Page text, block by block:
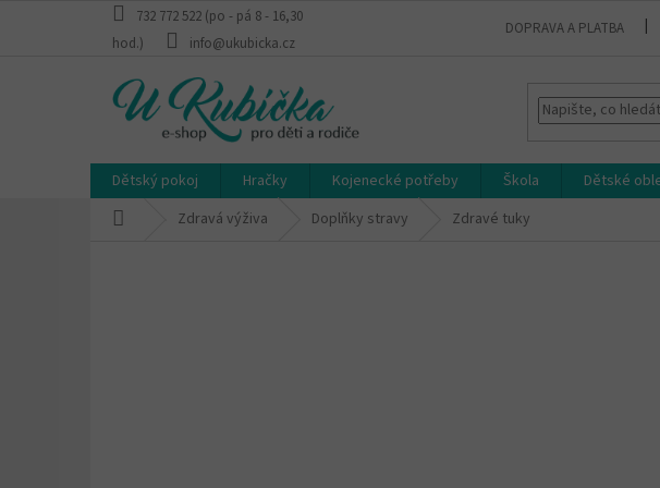
732 772 522 (po - pá 8 - 16,30
hod.)
info@ukubicka.cz
DOPRAVA A PLATBA
Dětský pokoj Hračky Kojenecké potřeby Škola Dětské
Zdravá výživa Doplňky stravy Zdravé tuky